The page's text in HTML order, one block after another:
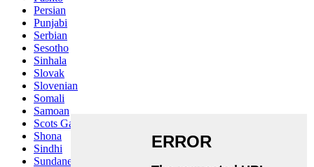
Persian
Punjabi
Serbian
Sesotho
Sinhala
Slovak
Slovenian
Somali
Samoan
Scots Gaelic
Shona
Sindhi
Sundanese